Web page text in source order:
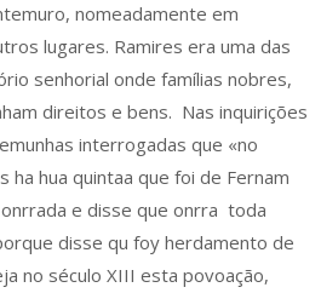
nomeadamente em
lugares. Ramires era uma das
senhorial onde famílias nobres,
direitos e bens. Nas inquirições
interrogadas que «no
ha hua quintaa que foi de Fernam
e disse que onrra toda
disse qu foy herdamento de
no século XIII esta povoação,